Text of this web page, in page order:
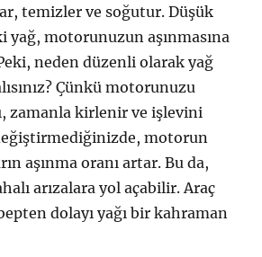
temizler ve soğutur. Düşük
yağ, motorunuzun aşınmasına
neden düzenli olarak yağ
Çünkü motorunuzu
zamanla kirlenir ve işlevini
motorun
aşınma oranı artar. Bu da,
arızalara yol açabilir. Araç
dolayı yağı bir kahraman